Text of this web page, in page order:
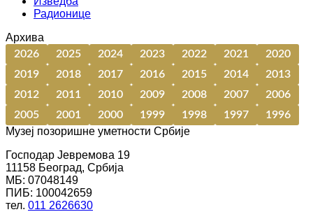
Радионице
Архива
2026 2025 2024 2023 2022 2021
2020
2019
2018 2017 2016 2015 2014
2013
2012
2011 2010 2009 2008 2007
2006
2005
2001 2000 1999 1998 1997 1996
Музеј позоришне уметности Србије
Господар Јевремова 19
11158 Београд, Србија
МБ: 07048149
ПИБ: 100042659
тел. 011 2626630